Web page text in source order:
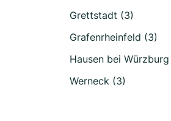
Grettstadt (3)
Grafenrheinfeld (3)
Hausen bei
Werneck (3)